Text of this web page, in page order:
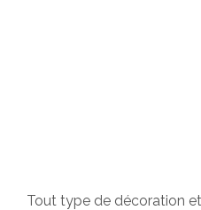
Tout type de décoration